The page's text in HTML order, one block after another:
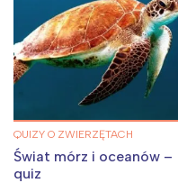
QUIZY O ZWIERZĘTACH
Świat mórz i oceanów –
quiz